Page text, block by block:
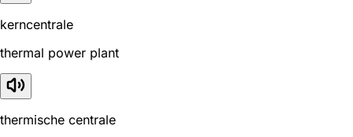
kerncentrale
thermal power plant
thermische centrale